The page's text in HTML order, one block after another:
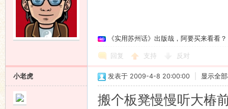
《实用苏州话》出版哉，阿要买来看看？
回复 支持 反对
小老虎 发表于 2009-4-8 20:00:00 显示全
搬个板凳慢慢听大椿